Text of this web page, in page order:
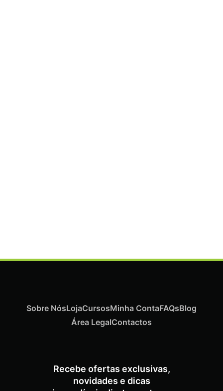
Recebe ofertas exclusivas,
novidades e dicas
Sobre NósLojaCursosMinha ContaFAQsBlog
Área LegalContactos